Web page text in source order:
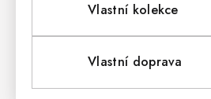
Vlastní kolekce
Vlastní doprava